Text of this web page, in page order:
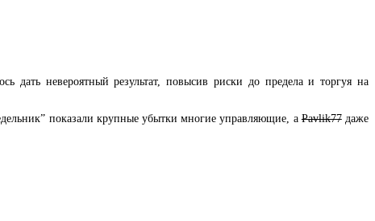
дать невероятный результат, повысив риски до предела и торгуя на
показали крупные убытки многие управляющие, аPavlik77даже